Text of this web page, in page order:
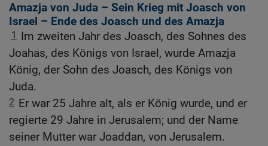
Amazja von Juda – Sein Krieg mit Joasch von
Israel – Ende des Joasch und des Amazja
1
Im zweiten Jahr des Joasch, des Sohnes des
Joahas, des Königs von Israel, wurde Amazja
König, der Sohn des Joasch, des Königs von
Juda.
2 Er war 25 Jahre alt, als er König wurde, und er
regierte 29 Jahre in Jerusalem; und der Name
seiner Mutter war Joaddan, von Jerusalem.